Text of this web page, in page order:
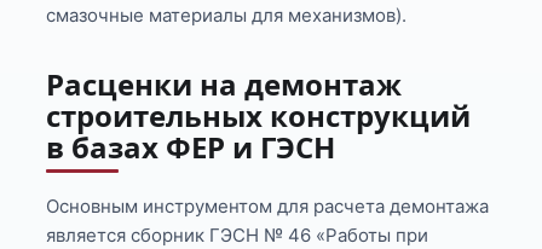
смазочные материалы для механизмов).
Расценки на демонтаж
строительных конструкций
в базах ФЕР и ГЭСН
Основным инструментом для расчета демонтажа
является сборник ГЭСН № 46 «Работы при